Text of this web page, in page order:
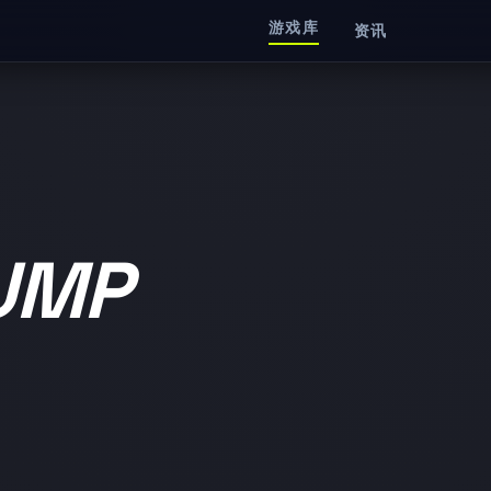
游戏库 资讯